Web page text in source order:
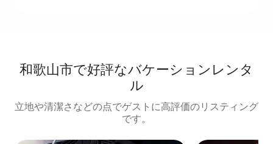
和歌山市で好評なバケーションレンタ
ル
立地や清潔さなどの点でゲストに高評価のリスティング
です。